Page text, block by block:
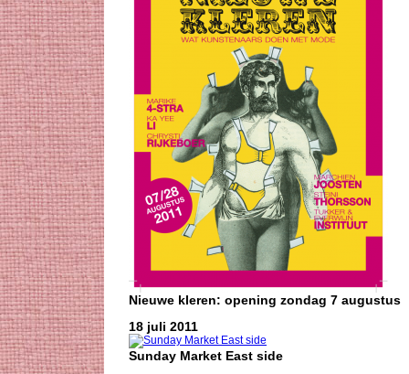
Nieuwe kleren: opening zondag 7 augustus
18 juli 2011
Sunday Market East side